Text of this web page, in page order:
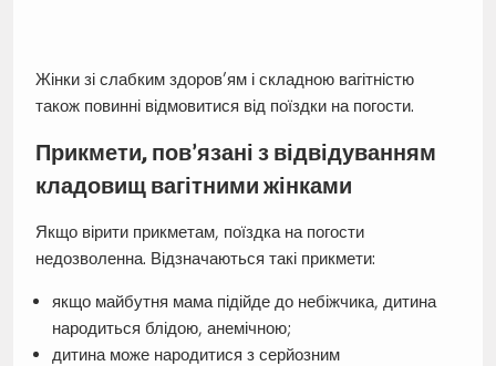
Жінки зі слабким здоров’ям і складною вагітністю
також повинні відмовитися від поїздки на погости.
Прикмети, пов’язані з відвідуванням
кладовищ вагітними жінками
Якщо вірити прикметам, поїздка на погости
недозволенна. Відзначаються такі прикмети:
якщо майбутня мама підійде до небіжчика, дитина
народиться блідою, анемічною;
дитина може народитися з серйозним